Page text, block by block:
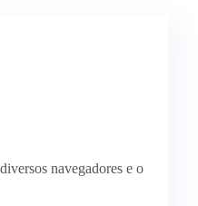
navegadores e o